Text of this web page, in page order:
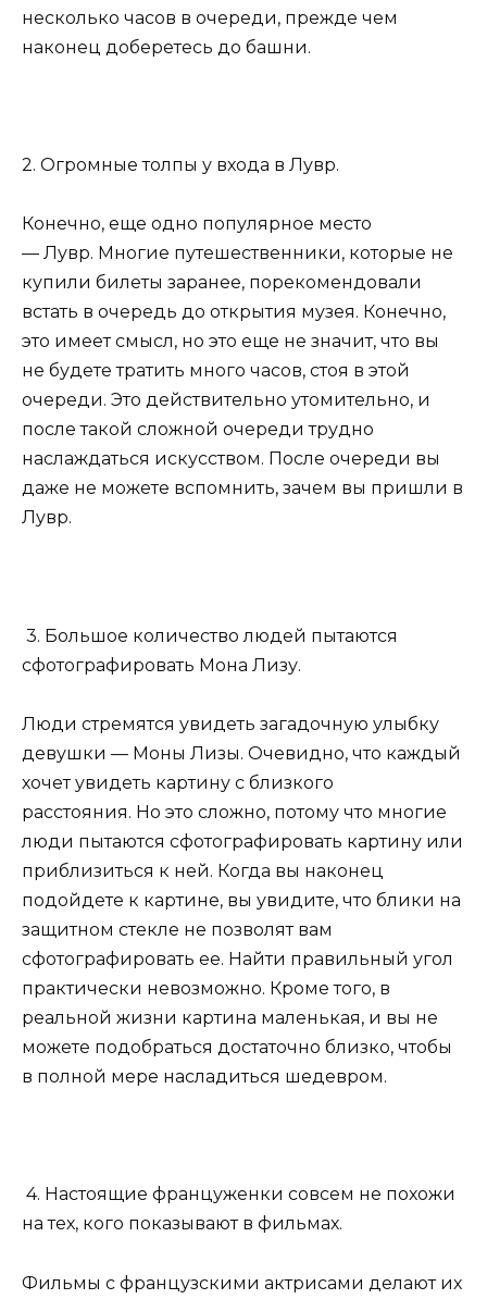
несколько часов в очереди, прежде чем
наконец доберетесь до башни.
2. Огромные толпы у входа в Лувр.
Конечно, еще одно популярное место
— Лувр. Многие путешественники, которые не
купили билеты заранее, порекомендовали
встать в очередь до открытия музея. Конечно,
это имеет смысл, но это еще не значит, что вы
не будете тратить много часов, стоя в этой
очереди. Это действительно утомительно, и
после такой сложной очереди трудно
наслаждаться искусством. После очереди вы
даже не можете вспомнить, зачем вы пришли в
Лувр.
3. Большое количество людей пытаются
сфотографировать Мона Лизу.
Люди стремятся увидеть загадочную улыбку
девушки — Моны Лизы. Очевидно, что каждый
хочет увидеть картину с близкого
расстояния. Но это сложно, потому что многие
люди пытаются сфотографировать картину или
приблизиться к ней. Когда вы наконец
подойдете к картине, вы увидите, что блики на
защитном стекле не позволят вам
сфотографировать ее. Найти правильный угол
практически невозможно. Кроме того, в
реальной жизни картина маленькая, и вы не
можете подобраться достаточно близко, чтобы
в полной мере насладиться шедевром.
4. Настоящие француженки совсем не похожи
на тех, кого показывают в фильмах.
Фильмы с французскими актрисами делают их